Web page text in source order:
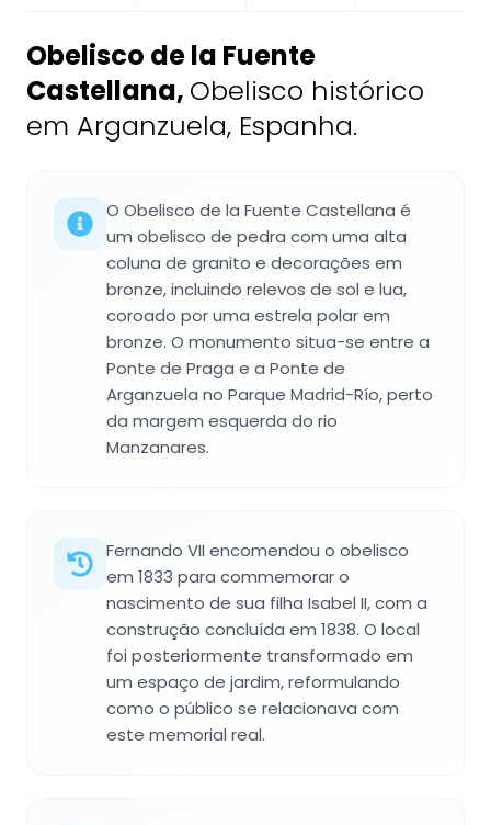
Obelisco de la Fuente
Castellana, Obelisco histórico
em Arganzuela, Espanha.
O Obelisco de la Fuente Castellana é
um obelisco de pedra com uma alta
coluna de granito e decorações em
bronze, incluindo relevos de sol e lua,
coroado por uma estrela polar em
bronze. O monumento situa-se entre a
Ponte de Praga e a Ponte de
Arganzuela no Parque Madrid-Río, perto
da margem esquerda do rio
Manzanares.
Fernando VII encomendou o obelisco
em 1833 para commemorar o
nascimento de sua filha Isabel II, com a
construção concluída em 1838. O local
foi posteriormente transformado em
um espaço de jardim, reformulando
como o público se relacionava com
este memorial real.